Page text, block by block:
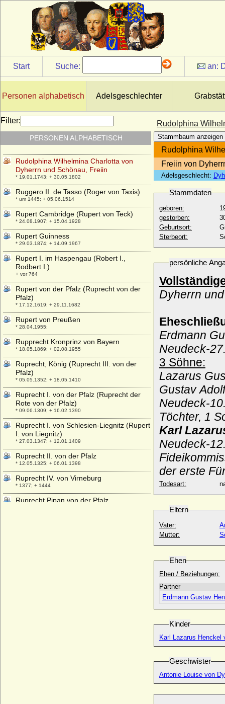
Start Suche: an:
Personen alphabetisch Adelsgeschlechter
Rudolphina
Stammbaum anzeigen
Rudolphina
Freiin von
Adelsgeschlecht:
Stammdaten
geboren:
gestorben:
Geburtsort:
Sterbeort:
persönliche
Dyherrn
Erdmann
Neudeck-
3 Söhne:
Lazarus
Gustav
Neudeck-
Töchter, 1
Karl
Neudeck-
der erste
Todesart:
Eltern
Vater:
Mutter:
Ehen
Ehen / Beziehungen:
Partner
Erdmann Gustav
Kinder
Karl Lazarus Henckel
Geschwister
Antonie Louise von
Filter:
PERSONEN ALPHABETISCH
Rudolf von Wrbna und Freudenthal
(Rudolph von Wrbna und Freudenthal),
* 23.07.1761; + 30.01.1823
Rudolf zu Windisch-Graetz
* 04.02.1907; + 09.06.1939
Rudolph von Bünau (1)
Rudolph von Bünau (2), Reichsgraf
* 27.07.1711; + 08.02.1772
Rudolph von Bünau (3), Reichsgraf
* 1750; + 20.011806
Rudolf Wilhelm Karl von Horn
* 01.03.1833; + 04.05.1905
Rudolphina Wilhelmina Charlotta von
Dyherrn und Schönau, Freiin
* 19.01.1743; + 30.05.1802
Ruggero II. de Tasso (Roger von Taxis)
* um 1445; + 05.06.1514
Rupert Cambridge (Rupert von Teck)
* 24.08.1907; + 15.04.1928
Rupert Guinness
* 29.03.1874; + 14.09.1967
Rupert I. im Haspengau (Robert I.,
Rodbert I.)
+ vor 764
Rupert von der Pfalz (Ruprecht von der
Pfalz)
* 17.12.1619; + 29.11.1682
Rupert von Preußen
* 28.04.1955;
Rupprecht Kronprinz von Bayern
* 18.05.1869; + 02.08.1955
Ruprecht, König (Ruprecht III. von der
Pfalz)
* 05.05.1352; + 18.05.1410
Ruprecht I. von der Pfalz (Ruprecht der
Rote von der Pfalz)
* 09.06.1309; + 16.02.1390
Ruprecht I. von Schlesien-Liegnitz (Rupert
I. von Liegnitz)
* 27.03.1347; + 12.01.1409
Ruprecht II. von der Pfalz
* 12.05.1325; + 06.01.1398
Ruprecht IV. von Virneburg
* 1377; + 1444
Ruprecht Pipan von der Pfalz